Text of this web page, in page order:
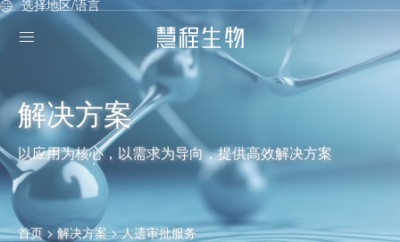
选择地区/语言
解决方案
以应用为核心，以需求为导向，提供高效解决方案
首页> 解决方案 >人遗审批服务